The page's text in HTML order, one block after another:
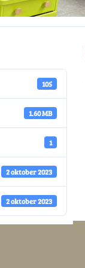
105
1.60 MB
1
2 oktober 2023
2 oktober 2023